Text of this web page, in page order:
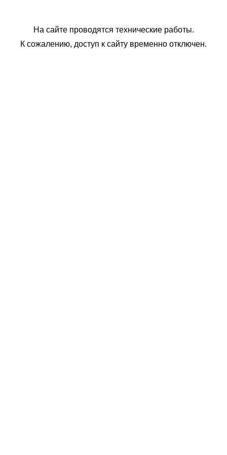
На сайте проводятся технические работы.
К сожалению, доступ к сайту временно отключен.